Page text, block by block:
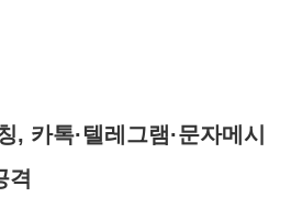
, 카톡·텔레그램·문자메시
격